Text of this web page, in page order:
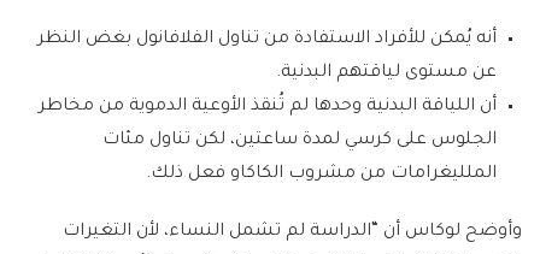
أنه يُمكن للأفراد الاستفادة من تناول الفلافانول بغض النظر
عن مستوى لياقتهم البدنية.
أن اللياقة البدنية وحدها لم تُنقذ الأوعية الدموية من مخاطر
الجلوس على كرسي لمدة ساعتين، لكن تناول مئات
الملليغرامات من مشروب الكاكاو فعل ذلك.
وأوضح لوكاس أن “الدراسة لم تشمل النساء، لأن التغيرات